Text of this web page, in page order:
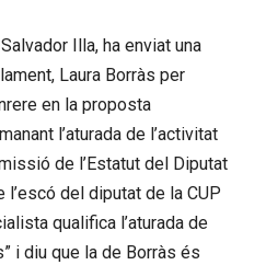
Illa, ha enviat una
Laura Borràs per
en la proposta
l’aturada de l’activitat
de l’Estatut del Diputat
del diputat de la CUP
qualifica l’aturada de
i diu que la de Borràs és